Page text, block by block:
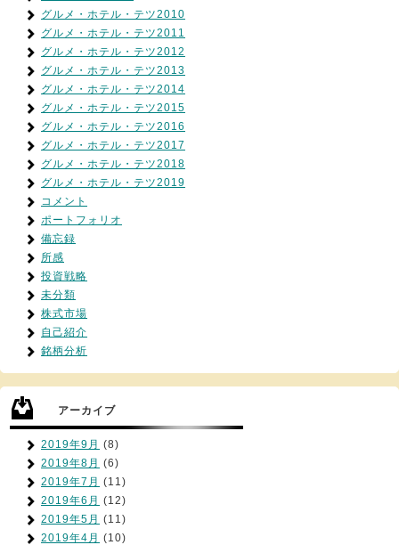
グルメ・ホテル・テツ2010
グルメ・ホテル・テツ2011
グルメ・ホテル・テツ2012
グルメ・ホテル・テツ2013
グルメ・ホテル・テツ2014
グルメ・ホテル・テツ2015
グルメ・ホテル・テツ2016
グルメ・ホテル・テツ2017
グルメ・ホテル・テツ2018
グルメ・ホテル・テツ2019
コメント
ポートフォリオ
備忘録
所感
投資戦略
未分類
株式市場
自己紹介
銘柄分析
アーカイブ
2019年9月 (8)
2019年8月 (6)
2019年7月 (11)
2019年6月 (12)
2019年5月 (11)
2019年4月 (10)